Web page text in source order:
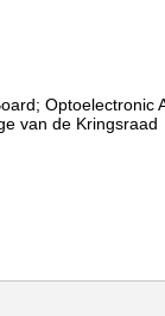
Optoelectronic
van de Kringsraad